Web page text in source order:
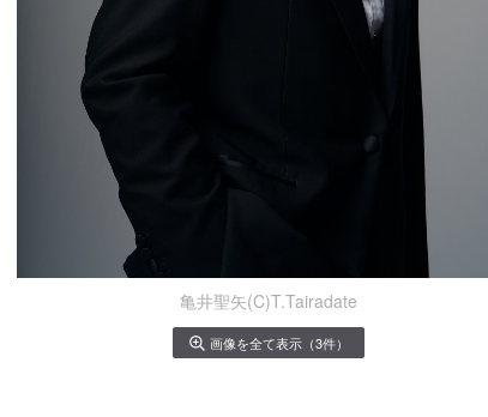
亀井聖矢(C)T.Tairadate
画像を全て表示（3件）